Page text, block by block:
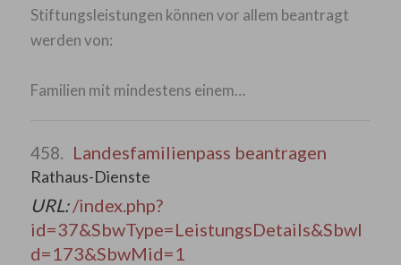
Stiftungsleistungen können vor allem beantragt
werden von:
Familien mit mindestens einem…
458. Landesfamilienpass beantragen
Rathaus-Dienste
URL:/index.php?
id=37&SbwType=LeistungsDetails&SbwI
d=173&SbwMid=1